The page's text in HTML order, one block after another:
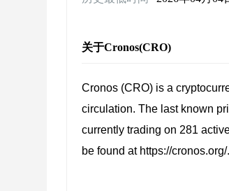
关于Cronos(CRO)
Cronos (CRO) is a
circulation. The last known
currently trading on 281
be found at https://cronos.org/.